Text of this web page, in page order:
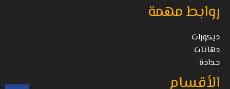
روابط مهمة
ديكورات
دهانات
حدادة
الأقسام